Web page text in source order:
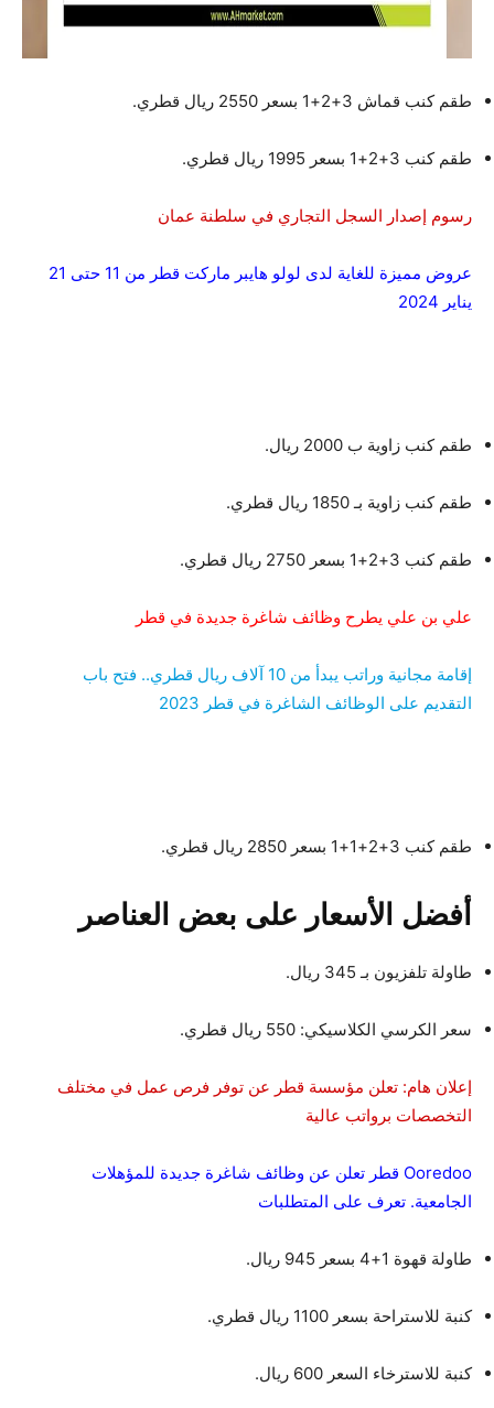
طقم كنب قماش 3+2+1 بسعر 2550 ريال قطري.
طقم كنب 3+2+1 بسعر 1995 ريال قطري.
رسوم إصدار السجل التجاري في سلطنة عمان
عروض مميزة للغاية لدى لولو هايبر ماركت قطر من 11 حتى 21
يناير 2024
طقم كنب زاوية ب 2000 ريال.
طقم كنب زاوية بـ 1850 ريال قطري.
طقم كنب 3+2+1 بسعر 2750 ريال قطري.
علي بن علي يطرح وظائف شاغرة جديدة في قطر
إقامة مجانية وراتب يبدأ من 10 آلاف ريال قطري.. فتح باب
التقديم على الوظائف الشاغرة في قطر 2023
طقم كنب 3+2+1+1 بسعر 2850 ريال قطري.
أفضل الأسعار على بعض العناصر
طاولة تلفزيون بـ 345 ريال.
سعر الكرسي الكلاسيكي: 550 ريال قطري.
إعلان هام: تعلن مؤسسة قطر عن توفر فرص عمل في مختلف
التخصصات برواتب عالية
Ooredoo قطر تعلن عن وظائف شاغرة جديدة للمؤهلات
الجامعية. تعرف على المتطلبات
طاولة قهوة 1+4 بسعر 945 ريال.
كنبة للاستراحة بسعر 1100 ريال قطري.
كنبة للاسترخاء السعر 600 ريال.